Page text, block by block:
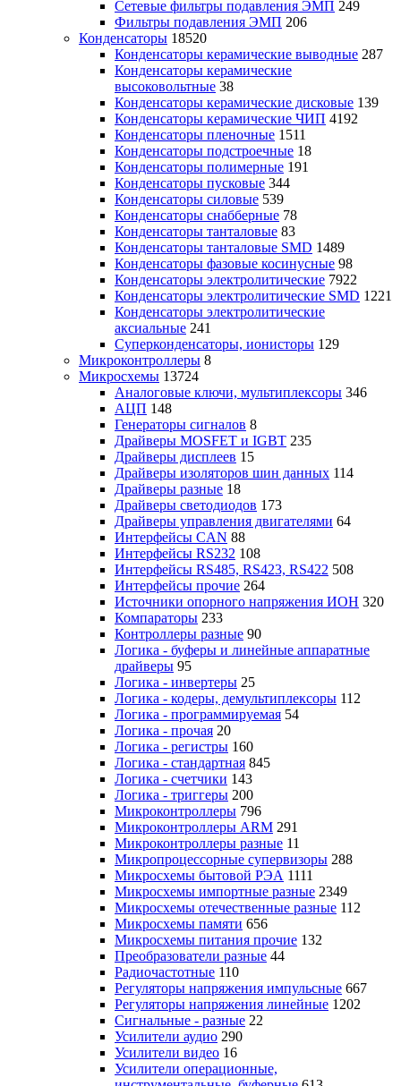
Сетевые фильтры подавления ЭМП 249
Фильтры подавления ЭМП 206
Конденсаторы 18520
Конденсаторы керамические выводные 287
Конденсаторы керамические
высоковольтные 38
Конденсаторы керамические дисковые 139
Конденсаторы керамические ЧИП 4192
Конденсаторы пленочные 1511
Конденсаторы подстроечные 18
Конденсаторы полимерные 191
Конденсаторы пусковые 344
Конденсаторы силовые 539
Конденсаторы снабберные 78
Конденсаторы танталовые 83
Конденсаторы танталовые SMD 1489
Конденсаторы фазовые косинусные 98
Конденсаторы электролитические 7922
Конденсаторы электролитические SMD 1221
Конденсаторы электролитические
аксиальные 241
Суперконденсаторы, ионисторы 129
Микроконтроллеры 8
Микросхемы 13724
Аналоговые ключи, мультиплексоры 346
АЦП 148
Генераторы сигналов 8
Драйверы MOSFET и IGBT 235
Драйверы дисплеев 15
Драйверы изоляторов шин данных 114
Драйверы разные 18
Драйверы светодиодов 173
Драйверы управления двигателями 64
Интерфейсы CAN 88
Интерфейсы RS232 108
Интерфейсы RS485, RS423, RS422 508
Интерфейсы прочие 264
Источники опорного напряжения ИОН 320
Компараторы 233
Контроллеры разные 90
Логика - буферы и линейные аппаратные
драйверы 95
Логика - инвертеры 25
Логика - кодеры, демультиплексоры 112
Логика - программируемая 54
Логика - прочая 20
Логика - регистры 160
Логика - стандартная 845
Логика - счетчики 143
Логика - триггеры 200
Микроконтроллеры 796
Микроконтроллеры ARM 291
Микроконтроллеры разные 11
Микропроцессорные супервизоры 288
Микросхемы бытовой РЭА 1111
Микросхемы импортные разные 2349
Микросхемы отечественные разные 112
Микросхемы памяти 656
Микросхемы питания прочие 132
Преобразователи разные 44
Радиочастотные 110
Регуляторы напряжения импульсные 667
Регуляторы напряжения линейные 1202
Сигнальные - разные 22
Усилители аудио 290
Усилители видео 16
Усилители операционные,